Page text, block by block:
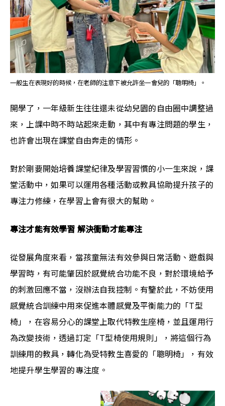
一般生在表現好的時候，在老師的注意下被允許坐一會兒的「聰明椅」。
開學了，一年級新生往往還未從幼兒園的自由圈中調整過
來，上課中時不時站起來走動，其中有專注問題的學生，
也許會出現在課堂自由奔走的情形。
對於剛要開始培養課堂紀律及學習習慣的小一生來說，課
堂活動中，如果可以運用各種活動或教具協助提升孩子的
專注力修練，在學習上會有很大的幫助。
專注才能有效學習 解決衝動才能專注
從發展角度來看，當孩童無法有效參與日常活動、遊戲與
學習時，有可能肇因於感覺統合功能不良，對於環境給予
的刺激回應不當，沒辦法自我控制。有鑒於此，不妨使用
感覺統合訓練中用來促進本體感覺及平衡能力的「T型
椅」，在容易分心的課堂上取代特教生座椅，並且運用行
為改變技術，透過訂定「T型椅使用規則」，將這個行為
訓練用的教具，轉化為受特教生喜愛的「聰明椅」，有效
地提升學生學習的專注度。